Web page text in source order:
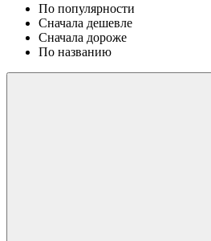
По популярности
Сначала дешевле
Сначала дороже
По названию